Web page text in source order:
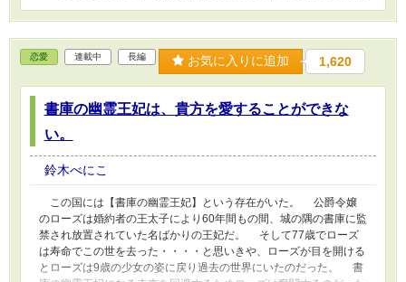
恋愛 連載中 長編 お気に入りに追加 1,620
書庫の幽霊王妃は、貴方を愛することができな
い。
鈴木べにこ
この国には【書庫の幽霊王妃】という存在がいた。 公爵令嬢
のローズは婚約者の王太子により60年間もの間、城の隅の書庫に監
禁され放置されていた名ばかりの王妃だ。 そして77歳でローズ
は寿命でこの世を去った・・・・と思いきや、ローズが目を開ける
とローズは9歳の少女の姿に戻り過去の世界にいたのだった。 書